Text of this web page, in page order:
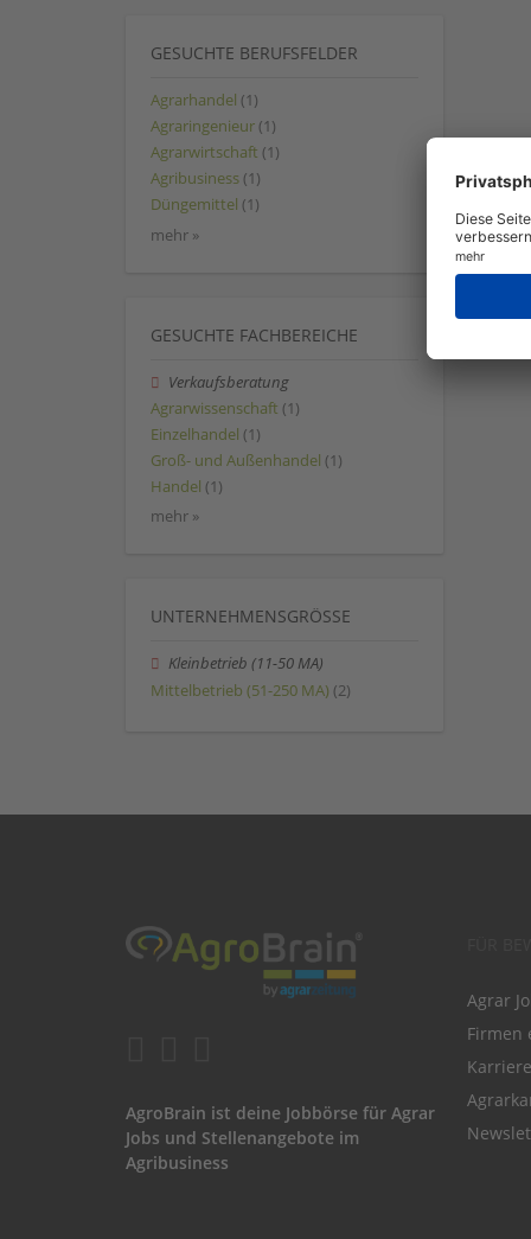
GESUCHTE BERUFSFELDER
Agrarhandel (1)
Agraringenieur (1)
Agrarwirtschaft (1)
Agribusiness (1)
Düngemittel (1)
mehr »
GESUCHTE FACHBEREICHE
Verkaufsberatung
Agrarwissenschaft (1)
Einzelhandel (1)
Groß- und Außenhandel (1)
Handel (1)
mehr »
UNTERNEHMENSGRÖSSE
Kleinbetrieb (11-50 MA)
Mittelbetrieb (51-250 MA) (2)
AgroBrain ist deine Jobbörse für Agrar
Jobs und Stellenangebote im
Agribusiness
Agrar
Firmen